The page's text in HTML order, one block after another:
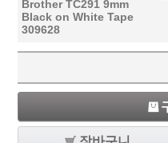
Brother TC291 9mm
Black on White Tape
309628